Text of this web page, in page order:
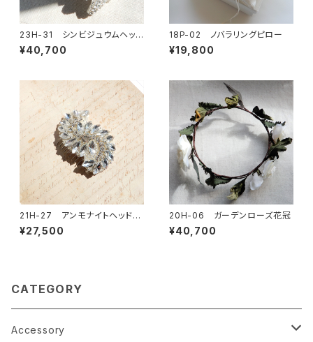
23H-31 シンビジュウムヘッド
ドレス
¥40,700
18P-02 ノバラリングピロー
¥19,800
21H-27 アンモナイトヘッドド
レス
¥27,500
20H-06 ガーデンローズ花冠
¥40,700
CATEGORY
Accessory